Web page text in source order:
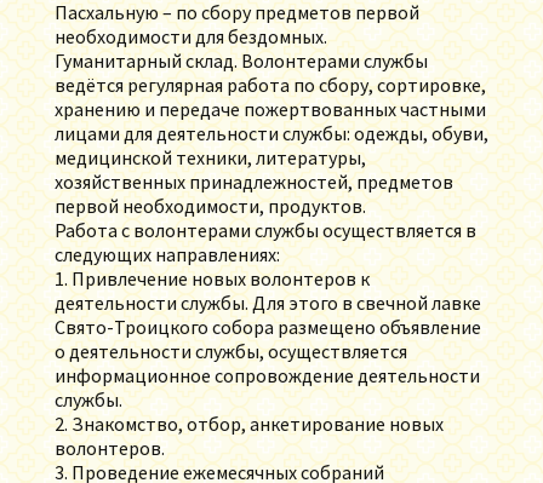
Пасхальную – по сбору предметов первой
необходимости для бездомных.
Гуманитарный склад. Волонтерами службы
ведётся регулярная работа по сбору, сортировке,
хранению и передаче пожертвованных частными
лицами для деятельности службы: одежды, обуви,
медицинской техники, литературы,
хозяйственных принадлежностей, предметов
первой необходимости, продуктов.
Работа с волонтерами службы осуществляется в
следующих направлениях:
1. Привлечение новых волонтеров к
деятельности службы. Для этого в свечной лавке
Свято-Троицкого собора размещено объявление
о деятельности службы, осуществляется
информационное сопровождение деятельности
службы.
2. Знакомство, отбор, анкетирование новых
волонтеров.
3. Проведение ежемесячных собраний